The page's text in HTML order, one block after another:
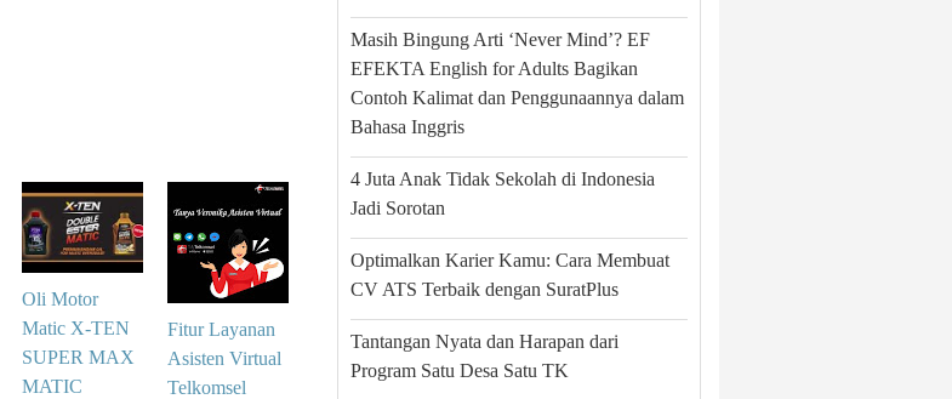
Oli Motor
Matic X-TEN
SUPER MAX
MATIC
Fitur Layanan
Asisten Virtual
Telkomsel
Masih Bingung Arti ‘Never Mind’? EF
EFEKTA English for Adults Bagikan
Contoh Kalimat dan Penggunaannya dalam
Bahasa Inggris
4 Juta Anak Tidak Sekolah di Indonesia
Jadi Sorotan
Optimalkan Karier Kamu: Cara Membuat
CV ATS Terbaik dengan SuratPlus
Tantangan Nyata dan Harapan dari
Program Satu Desa Satu TK